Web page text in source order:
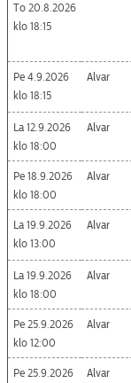
To 20.8.2026
18:15
Pe 4.9.2026
18:15
Alvar
La 12.9.2026
18:00
Alvar
Pe 18.9.2026
18:00
Alvar
La 19.9.2026
13:00
Alvar
La 19.9.2026
18:00
Alvar
Pe 25.9.2026
12:00
Alvar
Pe 25.9.2026
Alvar